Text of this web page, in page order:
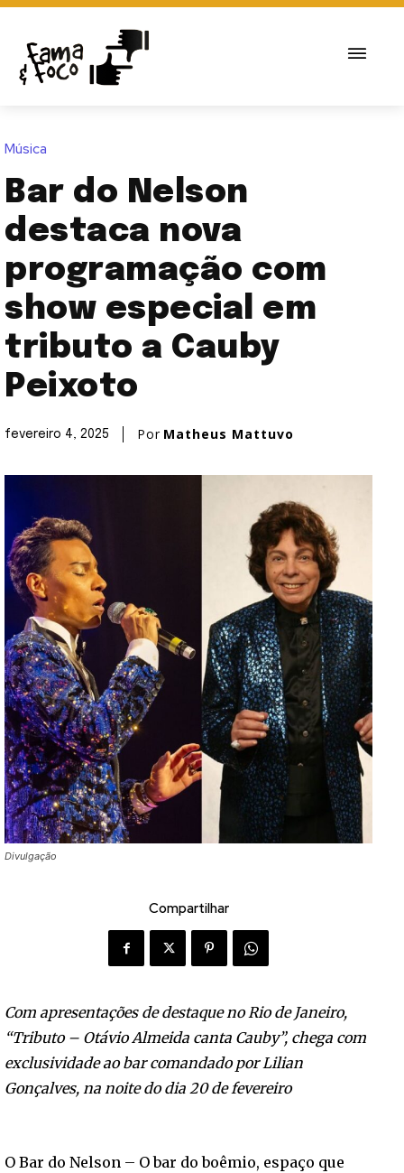
Música
Bar do Nelson
destaca nova
programação com
show especial em
tributo a Cauby
Peixoto
fevereiro 4, 2025 Por Matheus Mattuvo
Divulgação
Compartilhar
Com apresentações de destaque no Rio de Janeiro,
“Tributo – Otávio Almeida canta Cauby”, chega com
exclusividade ao bar comandado por Lilian
Gonçalves, na noite do dia 20 de fevereiro
O Bar do Nelson – O bar do boêmio, espaço que